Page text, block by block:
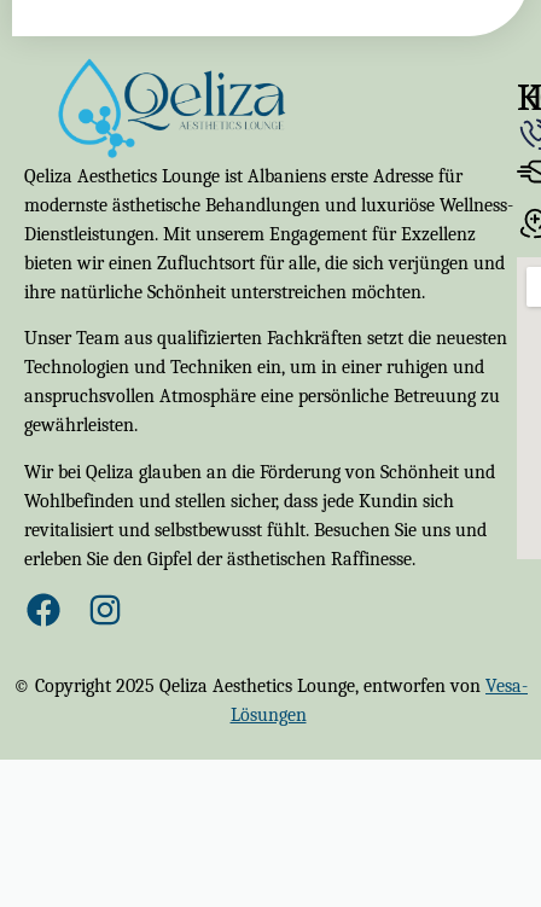
Qeliza Aesthetics Lounge ist Albaniens erste Adresse für
modernste ästhetische Behandlungen und luxuriöse Wellness-
Dienstleistungen. Mit unserem Engagement für Exzellenz
bieten wir einen Zufluchtsort für alle, die sich verjüngen und
ihre natürliche Schönheit unterstreichen möchten.
Unser Team aus qualifizierten Fachkräften setzt die neuesten
Technologien und Techniken ein, um in einer ruhigen und
anspruchsvollen Atmosphäre eine persönliche Betreuung zu
gewährleisten.
Wir bei Qeliza glauben an die Förderung von Schönheit und
Wohlbefinden und stellen sicher, dass jede Kundin sich
revitalisiert und selbstbewusst fühlt. Besuchen Sie uns und
erleben Sie den Gipfel der ästhetischen Raffinesse.
© Copyright 2025 Qeliza Aesthetics Lounge, entworfen von Vesa-
Lösungen